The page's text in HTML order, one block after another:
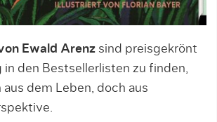
Ewald Arenz sind preisgekrönt
in den Bestsellerlisten zu finden,
dem Leben, doch aus